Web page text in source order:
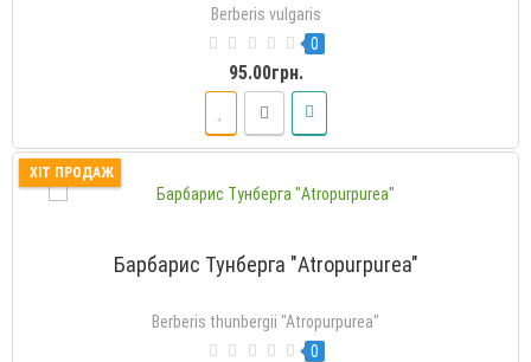
Berberis vulgaris
0
95.00грн.
ХІТ ПРОДАЖ
Барбарис Тунберга "Atropurpurea"
Berberis thunbergii "Atropurpurea"
0